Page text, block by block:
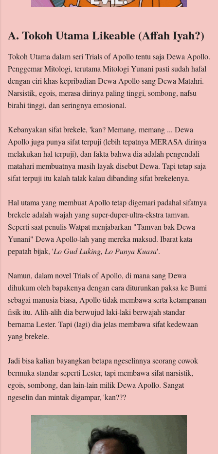
A. Tokoh Utama Likeable (Affah Iyah?)
Tokoh Utama dalam seri Trials of Apollo tentu saja Dewa Apollo.
Penggemar Mitologi, terutama Mitologi Yunani pasti sudah hafal
dengan ciri khas kepribadian Dewa Apollo sang Dewa Matahri.
Narsistik, egois, merasa dirinya paling tinggi, sombong, nafsu
birahi tinggi, dan seringnya emosional.
Kebanyakan sifat brekele, 'kan? Memang, memang ... Dewa
Apollo juga punya sifat terpuji (lebih tepatnya MERASA dirinya
melakukan hal terpuji), dan fakta bahwa dia adalah pengendali
matahari membuatnya masih layak disebut Dewa. Tapi tetap saja
sifat terpuji itu kalah talak kalau dibanding sifat brekelenya.
Hal utama yang membuat Apollo tetap digemari padahal sifatnya
brekele adalah wajah yang super-duper-ultra-ekstra tamvan.
Seperti saat penulis Watpat menjabarkan "Tamvan bak Dewa
Yunani" Dewa Apollo-lah yang mereka maksud. Ibarat kata
pepatah bijak, 'Lo Gud Luking, Lo Punya Kuasa'.
Namun, dalam novel Trials of Apollo, di mana sang Dewa
dihukum oleh bapakenya dengan cara diturunkan paksa ke Bumi
sebagai manusia biasa, Apollo tidak membawa serta ketampanan
fisik itu. Alih-alih dia berwujud laki-laki berwajah standar
bernama Lester. Tapi (lagi) dia jelas membawa sifat kedewaan
yang brekele.
Jadi bisa kalian bayangkan betapa ngeselinnya seorang cowok
bermuka standar seperti Lester, tapi membawa sifat narsistik,
egois, sombong, dan lain-lain milik Dewa Apollo. Sangat
ngeselin dan mintak digampar, 'kan???